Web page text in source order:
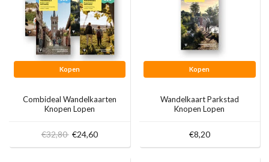
Kopen
Combideal Wandelkaarten
Knopen Lopen
€32,80 €24,60
Kopen
Wandelkaart Parkstad
Knopen Lopen
€8,20